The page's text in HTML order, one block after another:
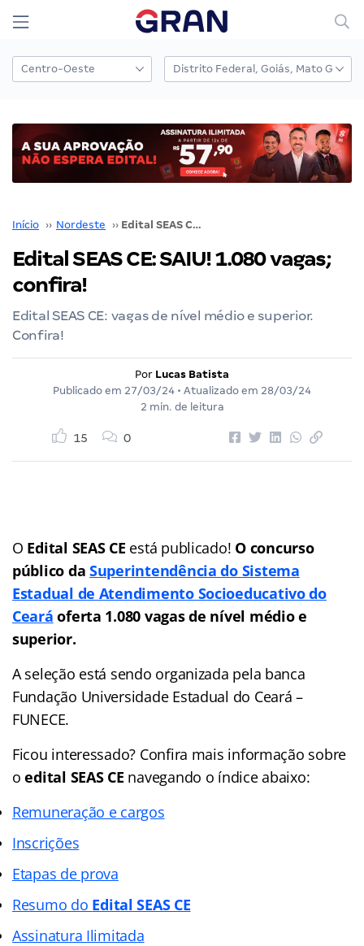
Início ›› Nordeste ›› Edital SEAS CE: SAIU! 1.080 vagas; confira!
Edital SEAS CE: SAIU! 1.080 vagas;
confira!
Edital SEAS CE: vagas de nível médio e superior.
Confira!
Por Lucas Batista
Publicado em 27/03/24 • Atualizado em 28/03/24
2 min. de leitura
15 0
O Edital SEAS CE está publicado! O concurso
público daSuperintendência do Sistema
Estadual de Atendimento Socioeducativo do
Ceará oferta 1.080 vagas de nível médio e
superior.
A seleção está sendo organizada pela banca
Fundação Universidade Estadual do Ceará –
FUNECE.
Ficou interessado? Confira mais informação sobre
o edital SEAS CE navegando o índice abaixo:
Remuneração e cargos
Inscrições
Etapas de prova
Resumo do Edital SEAS CE
Assinatura Ilimitada